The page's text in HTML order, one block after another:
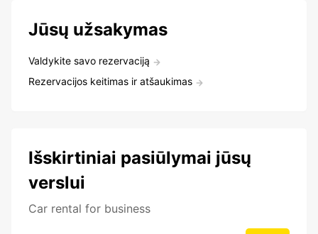
Jūsų užsakymas
Valdykite savo rezervaciją
Rezervacijos keitimas ir atšaukimas
Išskirtiniai pasiūlymai jūsų
verslui
Car rental for business